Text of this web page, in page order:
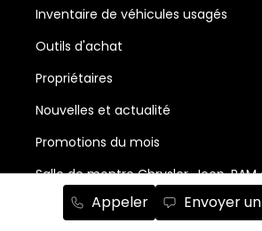
Appeler Envoyer
Inventaire de véhicules usagés
Outils d'achat
Propriétaires
Nouvelles et actualité
Promotions du mois
Salle de montre Chrysler, Jeep,
Abonnement à l'infolettre